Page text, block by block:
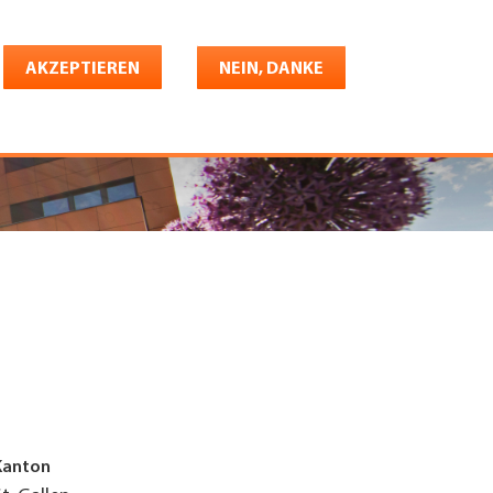
AKZEPTIEREN NEIN, DANKE
Shop Konto Deutsch